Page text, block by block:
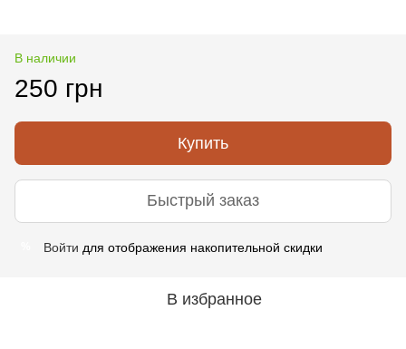
В наличии
250 грн
Купить
Быстрый заказ
Войти для отображения накопительной скидки
В избранное